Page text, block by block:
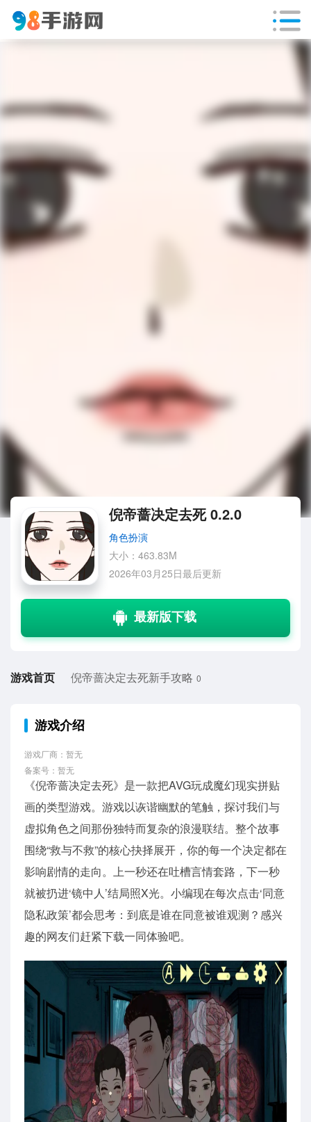
倪帝蔷决定去死 0.2.0
角色扮演
大小：463.83M
2026年03月25日最后更新
游戏首页 倪帝蔷决定去死新手攻略 0
游戏介绍
游戏厂商：暂无
备案号：暂无
《倪帝蔷决定去死》是一款把AVG玩成魔幻现实拼贴
画的类型游戏。游戏以诙谐幽默的笔触，探讨我们与
虚拟角色之间那份独特而复杂的浪漫联结。整个故事
围绕“救与不救”的核心抉择展开，你的每一个决定都在
影响剧情的走向。上一秒还在吐槽言情套路，下一秒
就被扔进‘镜中人’结局照X光。小编现在每次点击‘同意
隐私政策’都会思考：到底是谁在同意被谁观测？感兴
趣的网友们赶紧下载一同体验吧。